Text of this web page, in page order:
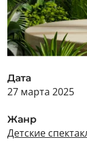
Дата
27 марта 2025
Жанр
Детские